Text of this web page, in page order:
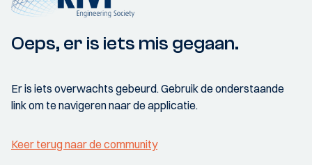
Oeps, er is iets mis gegaan.
Er is iets overwachts gebeurd. Gebruik de onderstaande
link om te navigeren naar de applicatie.
Keer terug naar de community